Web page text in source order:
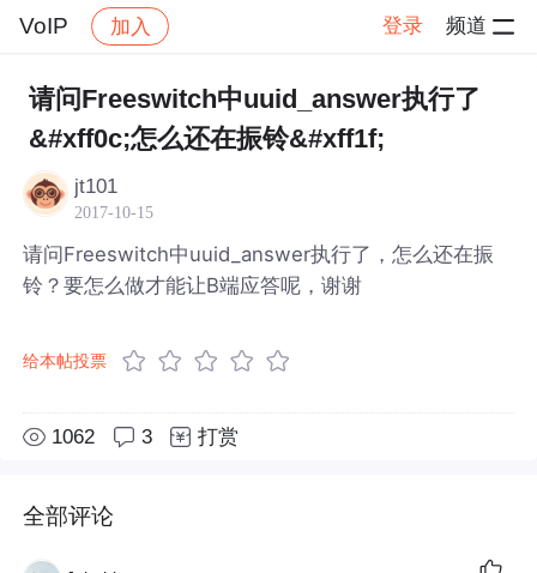
VoIP 加入 登录 频道
社区 帖子详情
请问Freeswitch中uuid_answer执行了
&#xff0c;怎么还在振铃&#xff1f;
jt101
2017-10-15
请问Freeswitch中uuid_answer执行了，怎么还在振
铃？要怎么做才能让B端应答呢，谢谢
给本帖投票
1062 3 打赏
全部评论